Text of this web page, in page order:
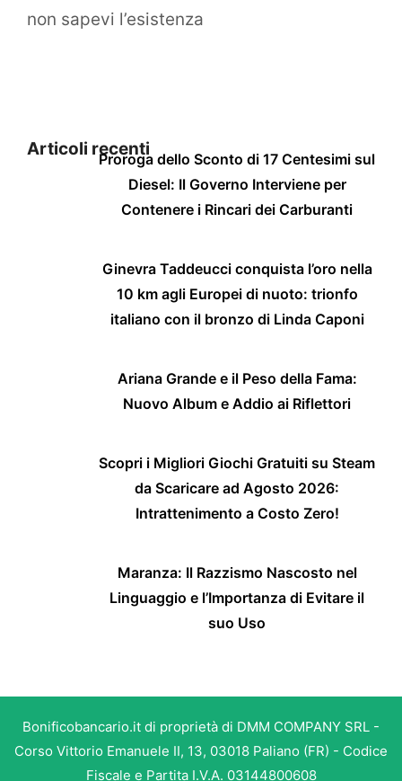
non sapevi l’esistenza
Articoli recentiProroga dello Sconto di 17 Centesimi sul
Diesel: Il Governo Interviene per
Contenere i Rincari dei Carburanti
Ginevra Taddeucci conquista l’oro nella
10 km agli Europei di nuoto: trionfo
italiano con il bronzo di Linda Caponi
Ariana Grande e il Peso della Fama:
Nuovo Album e Addio ai Riflettori
Scopri i Migliori Giochi Gratuiti su Steam
da Scaricare ad Agosto 2026:
Intrattenimento a Costo Zero!
Maranza: Il Razzismo Nascosto nel
Linguaggio e l’Importanza di Evitare il
suo Uso
Bonificobancario.it di proprietà di DMM COMPANY SRL -
Corso Vittorio Emanuele II, 13, 03018 Paliano (FR) - Codice
Fiscale e Partita I.V.A. 03144800608